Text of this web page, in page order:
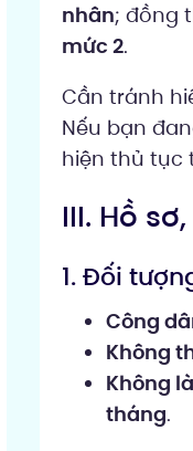
nhân; đồng
mức 2.
Cần tránh
Nếu bạn
hiện thủ tục
III. Hồ
1. Đối
Công
Không
Không
tháng.